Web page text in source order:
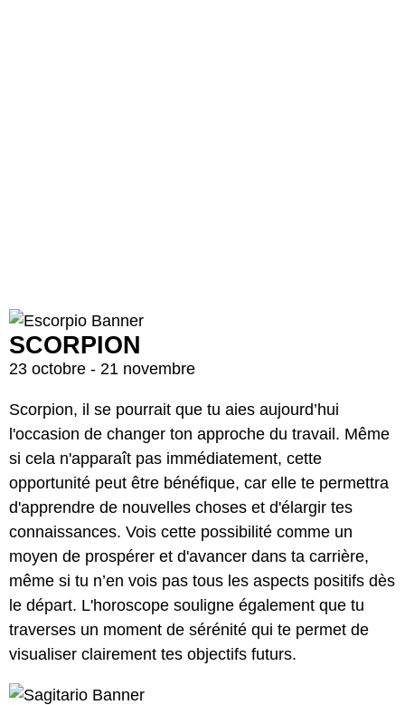
SCORPION
23 octobre - 21 novembre
Scorpion, il se pourrait que tu aies aujourd’hui
l'occasion de changer ton approche du travail. Même
si cela n'apparaît pas immédiatement, cette
opportunité peut être bénéfique, car elle te permettra
d'apprendre de nouvelles choses et d'élargir tes
connaissances. Vois cette possibilité comme un
moyen de prospérer et d'avancer dans ta carrière,
même si tu n’en vois pas tous les aspects positifs dès
le départ. L'horoscope souligne également que tu
traverses un moment de sérénité qui te permet de
visualiser clairement tes objectifs futurs.